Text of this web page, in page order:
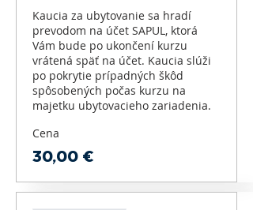
Kaucia za ubytovanie sa hradí
prevodom na účet SAPUL, ktorá
Vám bude po ukončení kurzu
vrátená späť na účet. Kaucia slúži
po pokrytie prípadných škôd
spôsobených počas kurzu na
majetku ubytovacieho zariadenia.
Cena
30,00 €